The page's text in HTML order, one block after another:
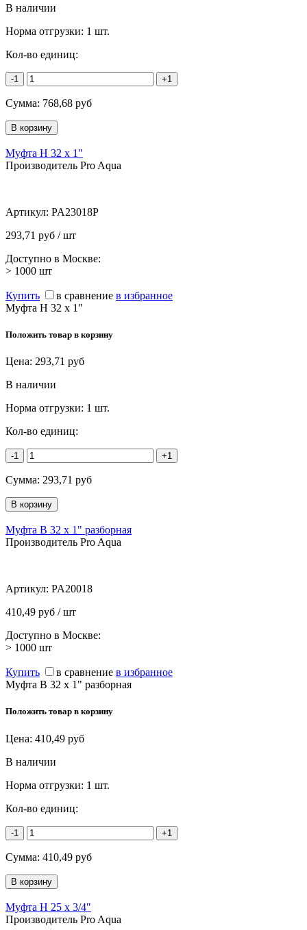
В наличии
Норма отгрузки: 1 шт.
Кол-во единиц:
-1 +1
Сумма: 768,68 руб
Муфта Н 32 х 1"
Производитель Pro Aqua
Артикул: PA23018P
293,71 руб / шт
Доступно в Москве:
> 1000 шт
Купить в сравнение в избранное
Муфта Н 32 х 1"
Положить товар в корзину
Цена: 293,71 руб
В наличии
Норма отгрузки: 1 шт.
Кол-во единиц:
-1 +1
Сумма: 293,71 руб
Муфта В 32 х 1" разборная
Производитель Pro Aqua
Артикул: PA20018
410,49 руб / шт
Доступно в Москве:
> 1000 шт
Купить в сравнение в избранное
Муфта В 32 х 1" разборная
Положить товар в корзину
Цена: 410,49 руб
В наличии
Норма отгрузки: 1 шт.
Кол-во единиц:
-1 +1
Сумма: 410,49 руб
Муфта Н 25 х 3/4"
Производитель Pro Aqua